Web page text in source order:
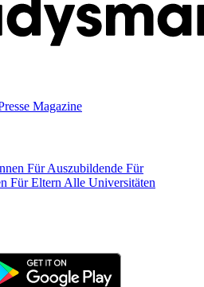
Magazine
Für Auszubildende Für
Für Eltern Alle Universitäten